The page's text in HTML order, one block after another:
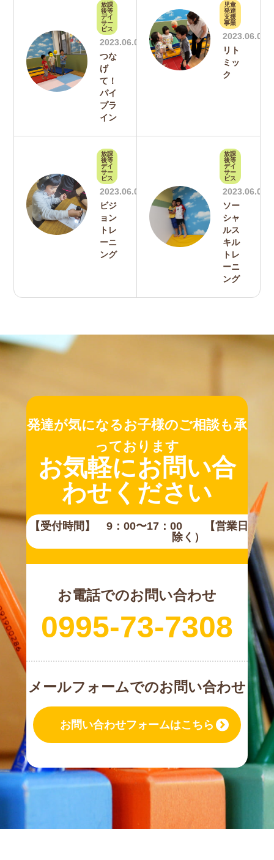
放課
後等
デイ
サー
ビス
2023.06.09
つな
げ
て！
パイ
プラ
イン
児童
発達
支援
事業
2023.06.01
リト
ミッ
ク
放課
後等
デイ
サー
ビス
2023.06.01
ビジ
ョン
トレ
ーニ
ング
放課
後等
デイ
サー
ビス
2023.06.01
ソー
シャ
ルス
キル
トレ
ーニ
ング
発達が気になるお子様のご相談も承
っております
お気軽にお問い合
わせください
【受付時間】 9：00〜17：00 【営業日】
除く）
お電話でのお問い合わせ
0995-73-7308
メールフォームでのお問い合わせ
お問い合わせフォームはこちら